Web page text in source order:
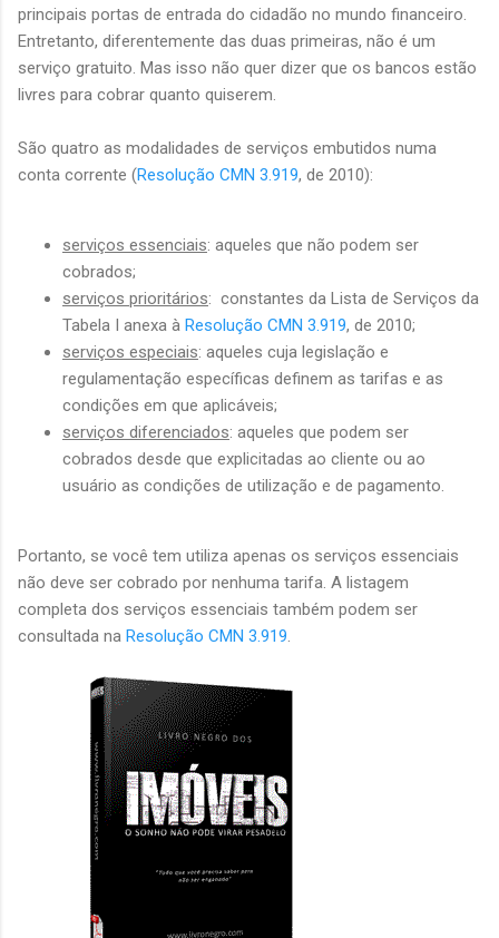
principais portas de entrada do cidadão no mundo financeiro.
Entretanto, diferentemente das duas primeiras, não é um
serviço gratuito. Mas isso não quer dizer que os bancos estão
livres para cobrar quanto quiserem.
São quatro as modalidades de serviços embutidos numa
conta corrente (Resolução CMN 3.919, de 2010):
serviços essenciais: aqueles que não podem ser
cobrados;
serviços prioritários: constantes da Lista de Serviços da
Tabela I anexa à Resolução CMN 3.919, de 2010;
serviços especiais: aqueles cuja legislação e
regulamentação específicas definem as tarifas e as
condições em que aplicáveis;
serviços diferenciados: aqueles que podem ser
cobrados desde que explicitadas ao cliente ou ao
usuário as condições de utilização e de pagamento.
Portanto, se você tem utiliza apenas os serviços essenciais
não deve ser cobrado por nenhuma tarifa. A listagem
completa dos serviços essenciais também podem ser
consultada na Resolução CMN 3.919.